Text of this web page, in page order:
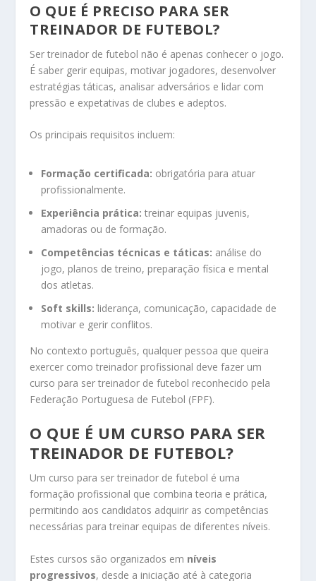
O QUE É PRECISO PARA SER
TREINADOR DE FUTEBOL?
Ser treinador de futebol não é apenas conhecer o jogo.
É saber gerir equipas, motivar jogadores, desenvolver
estratégias táticas, analisar adversários e lidar com
pressão e expetativas de clubes e adeptos.
Os principais requisitos incluem:
Formação certificada: obrigatória para atuar
profissionalmente.
Experiência prática: treinar equipas juvenis,
amadoras ou de formação.
Competências técnicas e táticas: análise do
jogo, planos de treino, preparação física e mental
dos atletas.
Soft skills: liderança, comunicação, capacidade de
motivar e gerir conflitos.
No contexto português, qualquer pessoa que queira
exercer como treinador profissional deve fazer um
curso para ser treinador de futebol reconhecido pela
Federação Portuguesa de Futebol (FPF).
O QUE É UM CURSO PARA SER
TREINADOR DE FUTEBOL?
Um curso para ser treinador de futebol é uma
formação profissional que combina teoria e prática,
permitindo aos candidatos adquirir as competências
necessárias para treinar equipas de diferentes níveis.
Estes cursos são organizados em níveis
progressivos, desde a iniciação até à categoria